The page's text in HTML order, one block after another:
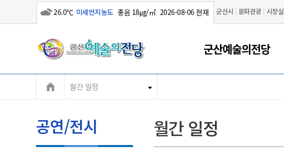
26.0℃ 미세먼지농도 좋음 18㎍/㎥ 2026-08-06 현재 군산시 문화관광 시장실
군
산
시
군산예술의전당
월간 일정
공연/전시 월간 일정